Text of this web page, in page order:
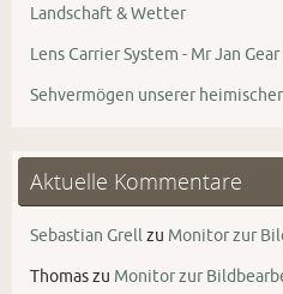
Landschaft & Wetter
Lens Carrier System - Mr Jan Gear
Sehvermögen unserer
Aktuelle Kommentare
Sebastian Grellzu Monitor zur
Thomaszu Monitor zur